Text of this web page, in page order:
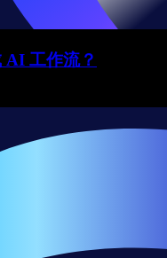
AI 工作流？